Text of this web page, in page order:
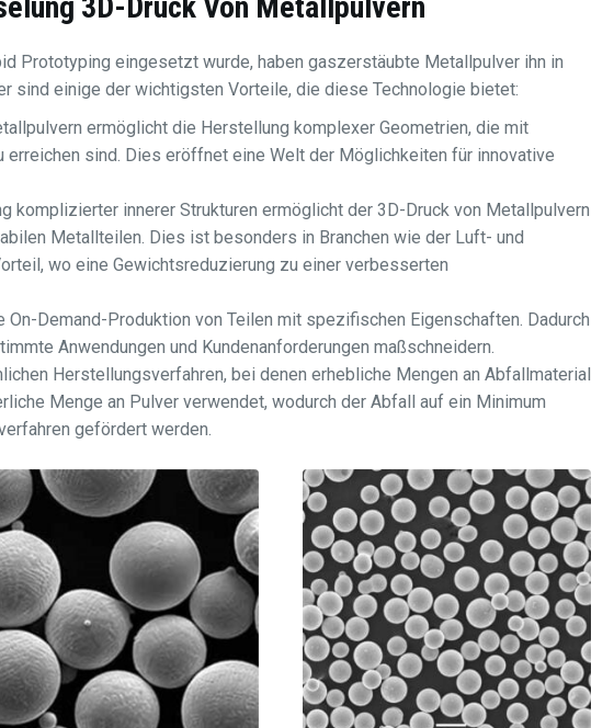
Prototyping eingesetzt wurde, haben gaszerstäubte Metallpulver ihn in
sind einige der wichtigsten Vorteile, die diese Technologie bietet:
ermöglicht die Herstellung komplexer Geometrien, die mit
erreichen sind. Dies eröffnet eine Welt der Möglichkeiten für innovative
komplizierter innerer Strukturen ermöglicht der 3D-Druck von Metallpulvern
Metallteilen. Dies ist besonders in Branchen wie der Luft- und
wo eine Gewichtsreduzierung zu einer verbesserten
On-Demand-Produktion von Teilen mit spezifischen Eigenschaften. Dadurch
Anwendungen und Kundenanforderungen maßschneidern.
Herstellungsverfahren, bei denen erhebliche Mengen an Abfallmaterial
Menge an Pulver verwendet, wodurch der Abfall auf ein Minimum
gefördert werden.